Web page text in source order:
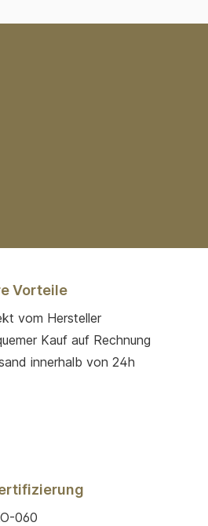
Vorteile
vom Hersteller
Kauf auf Rechnung
innerhalb von 24h
060